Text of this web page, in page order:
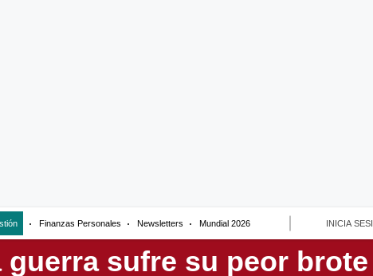
Finanzas Personales Newsletters Mundial 2026 INICIA